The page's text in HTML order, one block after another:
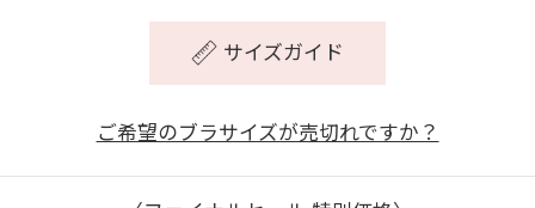
サイズガイド
ご希望のブラサイズが売切れですか？